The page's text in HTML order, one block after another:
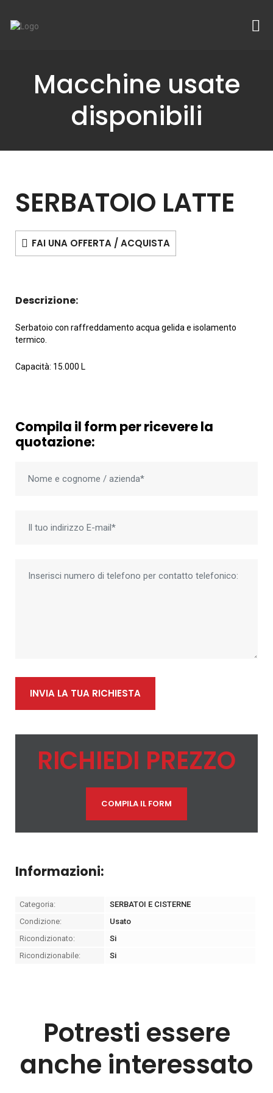
Macchine usate
disponibili
SERBATOIO LATTE
FAI UNA OFFERTA / ACQUISTA
Descrizione:
Serbatoio con raffreddamento acqua gelida e isolamento
termico.
Capacità: 15.000 L
Compila il form per ricevere la
quotazione:
INVIA LA TUA RICHIESTA
RICHIEDI PREZZO
COMPILA IL FORM
Informazioni:
Categoria:
SERBATOI E CISTERNE
Condizione:
Usato
Ricondizionato:
Si
Ricondizionabile:
Si
Potresti essere
anche interessato